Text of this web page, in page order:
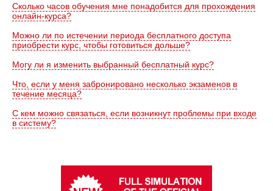
Сколько часов обучения мне понадобится для прохождения
онлайн-курса?
Можно ли по истечении периода бесплатного доступа
приобрести курс, чтобы готовиться дольше?
Могу ли я изменить выбранный бесплатный курс?
Что, если у меня забронировано несколько экзаменов в
течение месяца?
С кем можно связаться, если возникнут проблемы при входе
в систему?